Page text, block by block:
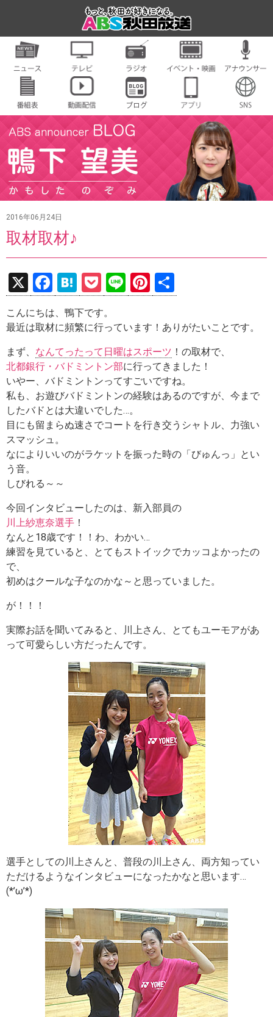
2016年06月24日
取材取材♪
X
F
a
ce
o
o
k
H
at
e
a
P
o
ck
et
Li
n
e
Pi
nt
er
es
t
有
こんにちは、鴨下です。
最近は取材に頻繁に行っています！ありがたいことです。
まず、 なんてったって日曜はスポーツ ！の取材で、
北都銀行・バドミントン部に行ってきました！
いやー、バドミントンってすごいですね。
私も、お遊びバドミントンの経験はあるのですが、今まで
したバドとは大違いでした…。
目にも留まらぬ速さでコートを行き交うシャトル、力強い
スマッシュ。
なによりいいのがラケットを振った時の「びゅんっ」とい
う音。
しびれる～～
今回インタビューしたのは、新入部員の
川上紗恵奈選手 ！
なんと18歳です！！わ、わかい…
練習を見ていると、とてもストイックでカッコよかったの
で、
初めはクールな子なのかな～と思っていました。
が！！！
実際お話を聞いてみると、川上さん、とてもユーモアがあ
って可愛らしい方だったんです。
選手としての川上さんと、普段の川上さん、両方知ってい
ただけるようなインタビューになったかなと思います…
(*’ω’*)